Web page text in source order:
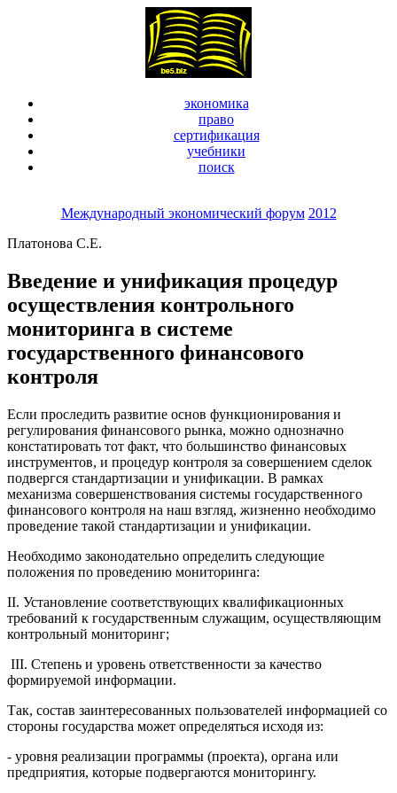
экономика
право
сертификация
учебники
поиск
Международный экономический форум 2012
Платонова С.Е.
Введение и унификация процедур
осуществления контрольного
мониторинга в системе
государственного финансового
контроля
Если проследить развитие основ функционирования и
регулирования финансового рынка, можно однозначно
констатировать тот факт, что большинство финансовых
инструментов, и процедур контроля за совершением сделок
подвергся стандартизации и унификации. В рамках
механизма совершенствования системы государственного
финансового контроля на наш взгляд, жизненно необходимо
проведение такой стандартизации и унификации.
Необходимо законодательно определить следующие
положения по проведению мониторинга:
II. Установление соответствующих квалификационных
требований к государственным служащим, осуществляющим
контрольный мониторинг;
III. Степень и уровень ответственности за качество
формируемой информации.
Так, состав заинтересованных пользователей информацией со
стороны государства может определяться исходя из:
- уровня реализации программы (проекта), органа или
предприятия, которые подвергаются мониторингу.